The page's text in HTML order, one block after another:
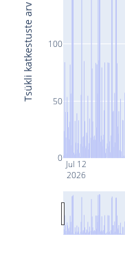
Jul 12
2026
0
50
100
Tsükli katkestuste arv